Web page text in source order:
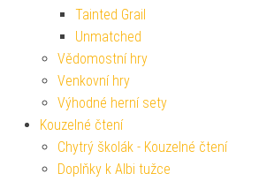
Tainted Grail
Unmatched
Vědomostní hry
Venkovní hry
Výhodné herní sety
Kouzelné čtení
Chytrý školák - Kouzelné čtení
Doplňky k Albi tužce